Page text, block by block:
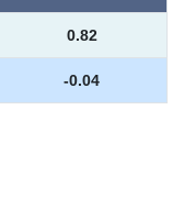
0.82
-0.04